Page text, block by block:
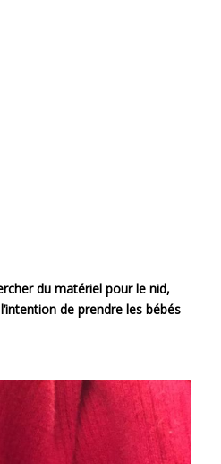
du matériel pour le nid,
de prendre les bébés